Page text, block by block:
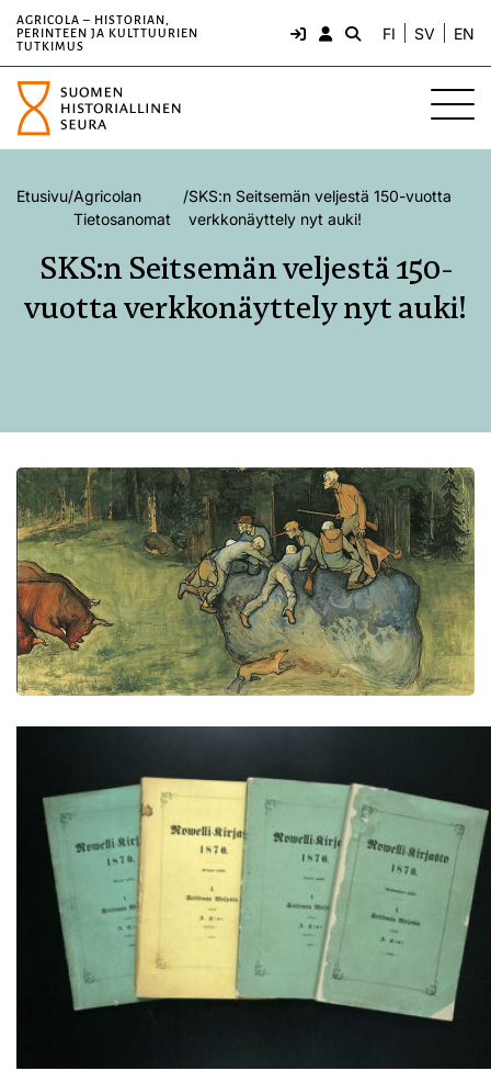
AGRICOLA – HISTORIAN,
PERINTEEN JA KULTTUURIEN
TUTKIMUS
FI SV EN
Etusivu/Agricolan
Tietosanomat
/SKS:n Seitsemän veljestä 150-vuotta
verkkonäyttely nyt auki!
SKS:n Seitsemän veljestä 150-
vuotta verkkonäyttely nyt auki!